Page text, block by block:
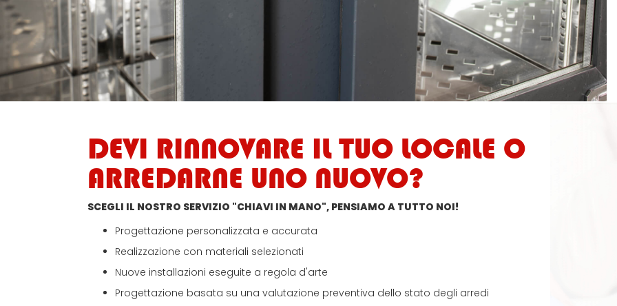
DEVI RINNOVARE IL TUO LOCALE O
ARREDARNE UNO NUOVO?
SCEGLI IL NOSTRO SERVIZIO "CHIAVI IN MANO", PENSIAMO A TUTTO NOI!
Progettazione personalizzata e accurata
Realizzazione con materiali selezionati
Nuove installazioni eseguite a regola d'arte
Progettazione basata su una valutazione preventiva dello stato degli arredi